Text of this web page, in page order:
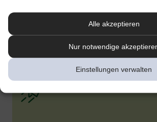
Alle akzeptieren
Nur notwendige
Einstellungen verwalten
die Finger gerät. Rote Backen beim Baby oder
häufig verbreitet, in den meisten Fällen besteht
zur Sorge. Wenn Sie sich unsicher sind, was
sollten Sie Ihren Kinderarzt konsultieren.